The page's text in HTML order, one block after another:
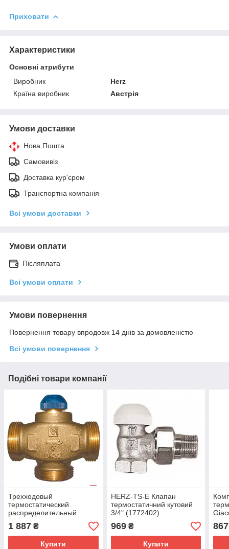
Приховати
Характеристики
Основні атрибути
Виробник
Herz
Країна виробник
Австрія
Умови доставки
Нова Пошта
Самовивіз
Доставка кур'єром
Транспортна компанія
Всі умови доставки
Умови оплати
Післяплата
Всі умови оплати
Умови повернення
Повернення товару впродовж 14 днів за домовленістю
Всі умови повернення
Подібні товари компанії
Трехходовый
термостатический
распределительный
клапан HERZ CALIS-TS-
DN32 (1 1/4"), 6,44Kvs
1776141
1 887 ₴
Купити
HERZ-TS-E Клапан
термостатичний кутовий
3/4" (1772402)
969₴
Купити
867